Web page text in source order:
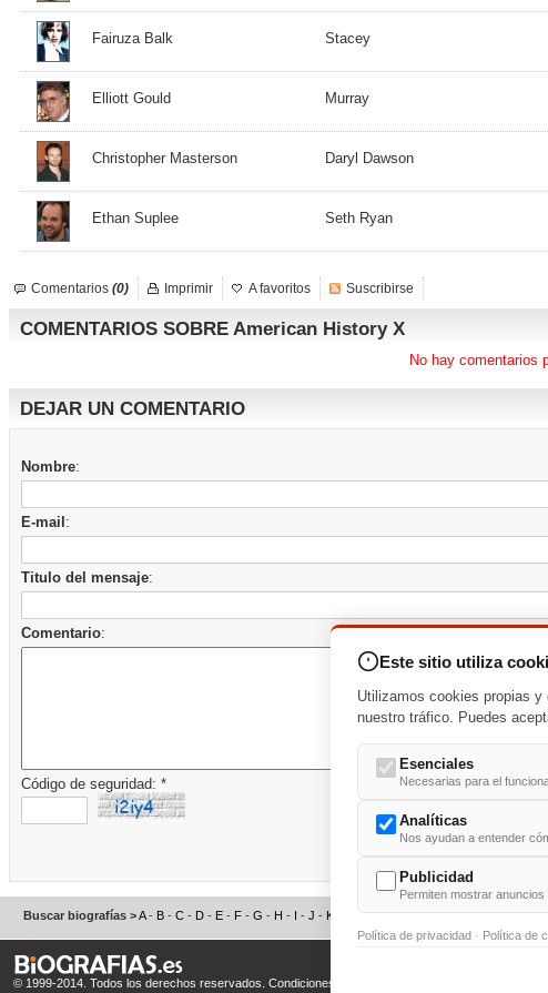
Fairuza Balk Stacey
Elliott Gould Murray
Christopher Masterson Daryl Dawson
Ethan Suplee Seth Ryan
Comentarios (0) Imprimir A favoritos Suscribirse
COMENTARIOS SOBRE American History X
No hay comentarios
DEJAR UN COMENTARIO
Nombre:
E-mail :
Titulo del mensaje:
Comentario:
Código de seguridad: *
Buscar biografías >A- B - C - D - E - F - G - H - I - J - K M-N-O-P-Q-R-S-T-U-
© 1999-2014. Todos los derechos reservados. Condiciones de uso
Este sitio utiliza
Utilizamos cookies propias y
nuestro tráfico. Puedes
Esenciales
Necesarias para el
Analíticas
Nos ayudan a entender
Publicidad
Permiten mostrar
Política de privacidad · Política de